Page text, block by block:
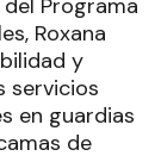
Programa
Roxana
y
servicios
en guardias
de